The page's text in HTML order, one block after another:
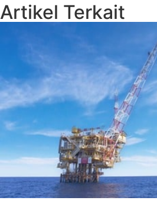
Artikel Terkait